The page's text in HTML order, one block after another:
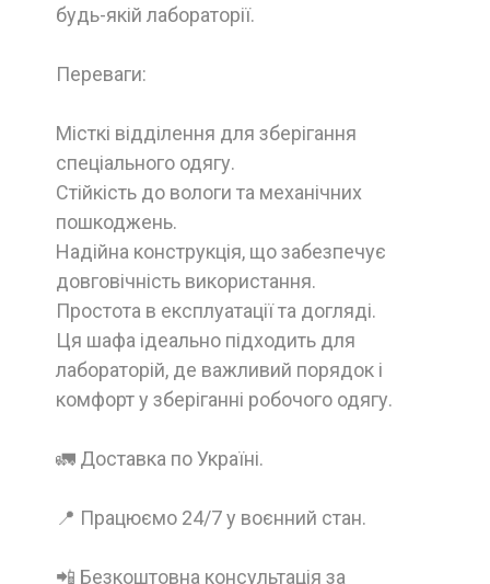
будь-якій лабораторії.
Переваги:
Місткі відділення для зберігання
спеціального одягу.
Стійкість до вологи та механічних
пошкоджень.
Надійна конструкція, що забезпечує
довговічність використання.
Простота в експлуатації та догляді.
Ця шафа ідеально підходить для
лабораторій, де важливий порядок і
комфорт у зберіганні робочого одягу.
🚛 Доставка по Україні.
📍 Працюємо 24/7 у воєнний стан.
📲 Безкоштовна консультація за